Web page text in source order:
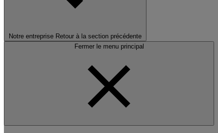
Notre entreprise Retour à la section précédente
Fermer le menu principal